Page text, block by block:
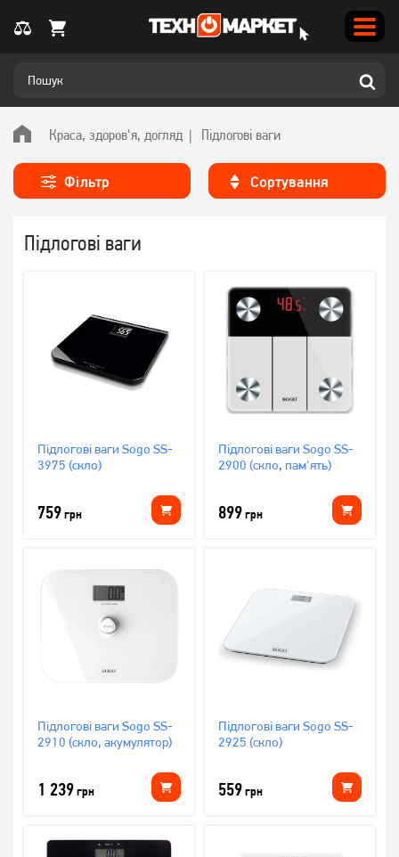
Краса, здоров'я, догляд Підлогові ваги
Фільтр
Підлогові ваги
Сортування
Підлогові ваги Sogo SS-
3975 (скло)
759грн
Підлогові ваги Sogo SS-
2900 (скло, пам'ять)
899грн
Підлогові ваги Sogo SS-
2910 (скло, акумулятор)
1 239грн
Підлогові ваги Sogo SS-
2925 (скло)
559грн